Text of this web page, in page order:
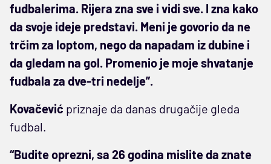
fudbalerima. Rijera zna sve i vidi sve. I zna kako
da svoje ideje predstavi. Meni je govorio da ne
trčim za loptom, nego da napadam iz dubine i
da gledam na gol. Promenio je moje shvatanje
fudbala za dve-tri nedelje”.
Kovačević priznaje da danas drugačije gleda
fudbal.
“Budite oprezni, sa 26 godina mislite da znate